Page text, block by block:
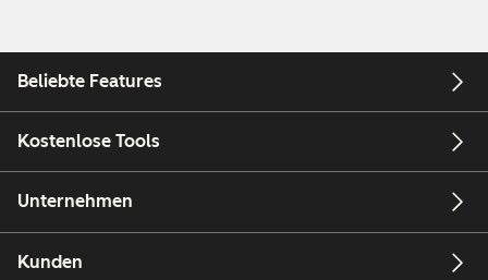
Beliebte Features
Kostenlose Tools
Unternehmen
Kunden